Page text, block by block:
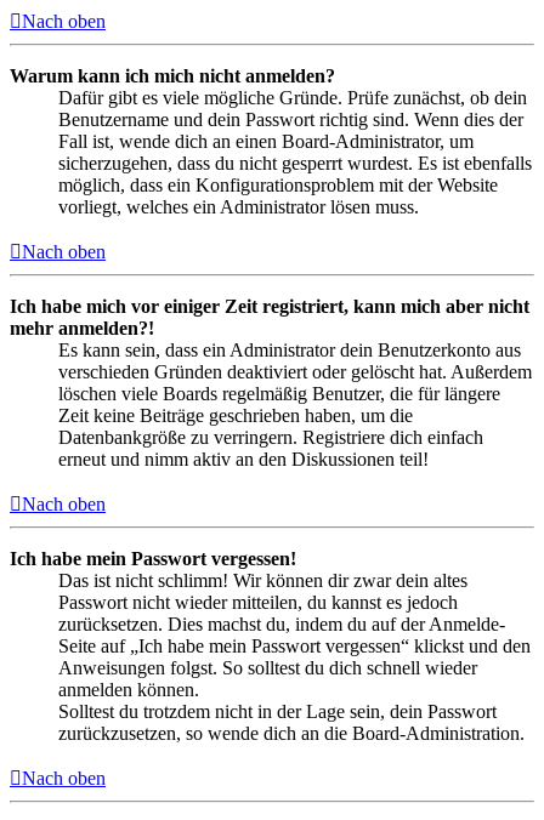
Nach oben
Warum kann ich mich nicht anmelden?
Dafür gibt es viele mögliche Gründe. Prüfe zunächst, ob dein
Benutzername und dein Passwort richtig sind. Wenn dies der
Fall ist, wende dich an einen Board-Administrator, um
sicherzugehen, dass du nicht gesperrt wurdest. Es ist ebenfalls
möglich, dass ein Konfigurationsproblem mit der Website
vorliegt, welches ein Administrator lösen muss.
Nach oben
Ich habe mich vor einiger Zeit registriert, kann mich aber nicht
mehr anmelden?!
Es kann sein, dass ein Administrator dein Benutzerkonto aus
verschieden Gründen deaktiviert oder gelöscht hat. Außerdem
löschen viele Boards regelmäßig Benutzer, die für längere
Zeit keine Beiträge geschrieben haben, um die
Datenbankgröße zu verringern. Registriere dich einfach
erneut und nimm aktiv an den Diskussionen teil!
Nach oben
Ich habe mein Passwort vergessen!
Das ist nicht schlimm! Wir können dir zwar dein altes
Passwort nicht wieder mitteilen, du kannst es jedoch
zurücksetzen. Dies machst du, indem du auf der Anmelde-
Seite auf „Ich habe mein Passwort vergessen“ klickst und den
Anweisungen folgst. So solltest du dich schnell wieder
anmelden können.
Solltest du trotzdem nicht in der Lage sein, dein Passwort
zurückzusetzen, so wende dich an die Board-Administration.
Nach oben